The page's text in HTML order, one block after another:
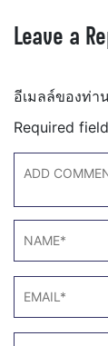
Leave a
อีเมลล์ของท่า
Required